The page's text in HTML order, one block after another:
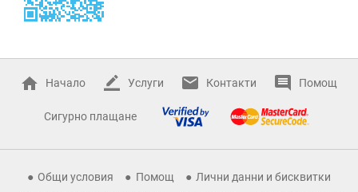
Начало Услуги Контакти Помощ
Сигурно плащане
Общи условия Помощ
Лични данни и бисквитки